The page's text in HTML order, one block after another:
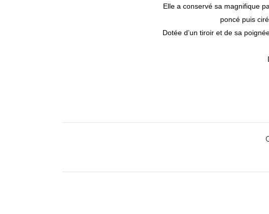
Elle a conservé sa magnifique
poncé puis
Dotée d’un tiroir et de sa